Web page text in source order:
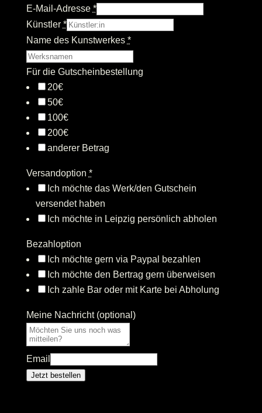
E-Mail-Adresse *
Künstler *
Name des Kunstwerkes *
Für die Gutscheinbestellung
20€
50€
100€
200€
anderer Betrag
Versandoption *
Ich möchte das Werk/den Gutschein
versendet haben
Ich möchte in Leipzig persönlich abholen
Bezahloption
Ich möchte gern via Paypal bezahlen
Ich möchte den Bertrag gern überweisen
Ich zahle Bar oder mit Karte bei Abholung
Meine Nachricht (optional)
Email
Jetzt bestellen